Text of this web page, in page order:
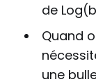
de
Quand
une